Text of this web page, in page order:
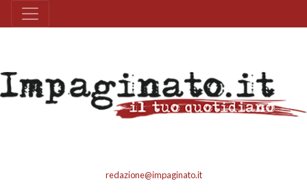
redazione@impaginato.it